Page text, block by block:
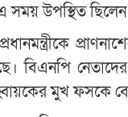
সময় উপস্থিত
বিএনপি
মুখ ফসকে